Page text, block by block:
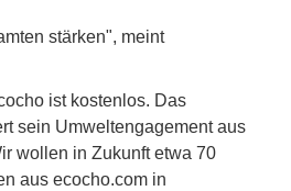
stärken", meint
ist kostenlos. Das
sein Umweltengagement aus
wollen in Zukunft etwa 70
aus ecocho.com in